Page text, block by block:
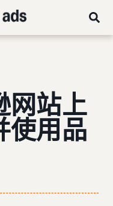
网站上
使用品